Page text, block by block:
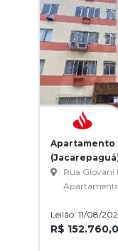
Apartamento
RJ
Rua Giovani
Gabinal I,
Leilão: 11/08/
R$